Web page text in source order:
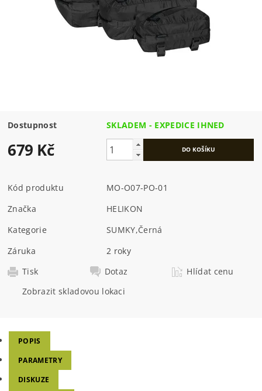
Dostupnost SKLADEM - EXPEDICE IHNED
679 Kč
Kód produktu
MO-O07-PO-01
Značka
HELIKON
Kategorie
SUMKY,Černá
Záruka
2 roky
Tisk
Dotaz
Hlídat cenu
Zobrazit skladovou lokaci
POPIS
PARAMETRY
DISKUZE